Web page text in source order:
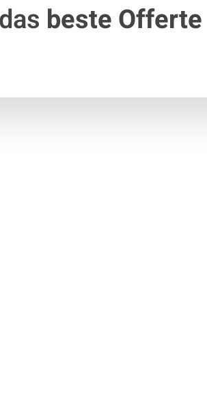
beste Offerte